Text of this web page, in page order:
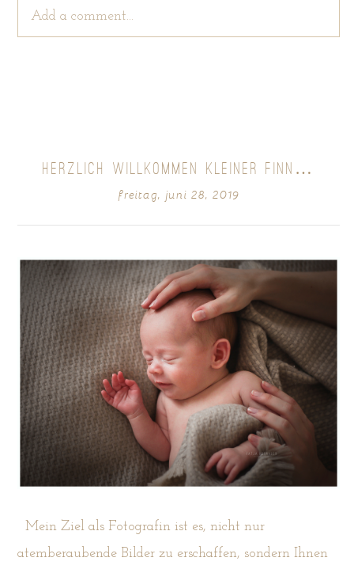
Add a comment...
POST COMMENT
HERZLICH WILLKOMMEN KLEINER FINN…
freitag, juni 28, 2019
Mein Ziel als Fotografin ist es, nicht nur
atemberaubende Bilder zu erschaffen, sondern Ihnen